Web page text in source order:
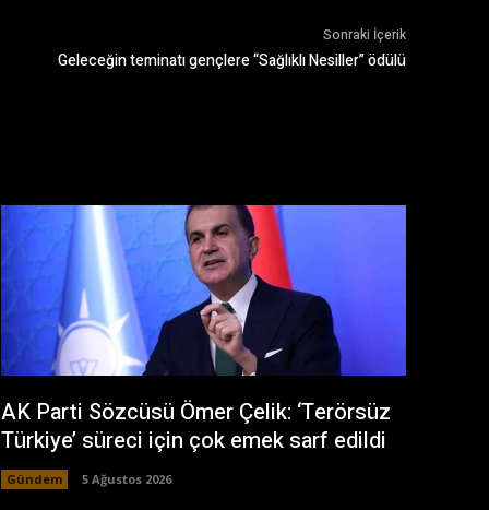
Sonraki İçerik
Geleceğin teminatı gençlere “Sağlıklı Nesiller” ödülü
AK Parti Sözcüsü Ömer Çelik: ‘Terörsüz
Türkiye’ süreci için çok emek sarf edildi
Gündem 5 Ağustos 2026